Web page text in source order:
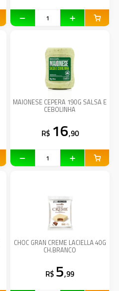
MAIONESE CEPERA 190G SALSA E
CEBOLINHA
R$ 16,90
CHOC GRAN CREME LACIELLA 40G
CH.BRANCO
R$ 5,99